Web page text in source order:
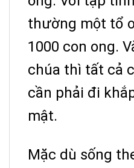
thường một tổ
1000 con ong.
chúa thì tất cả
cần phải đi
mật.
Mặc dù sống